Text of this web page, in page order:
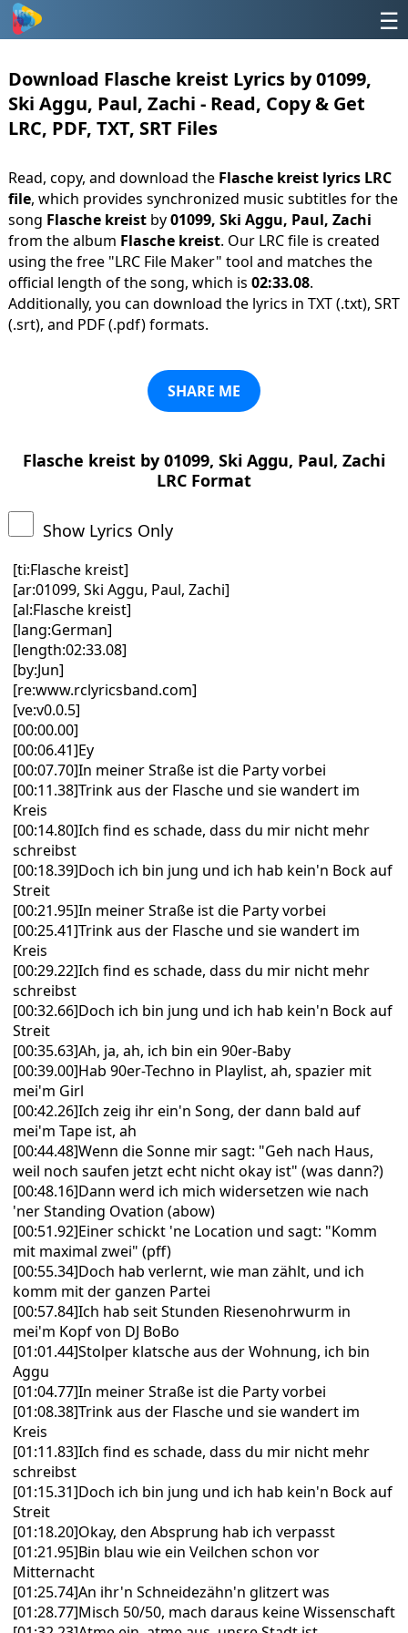
☰
Download Flasche kreist Lyrics by 01099,
Ski Aggu, Paul, Zachi - Read, Copy & Get
LRC, PDF, TXT, SRT Files
Read, copy, and download the Flasche kreist lyrics LRC
file, which provides synchronized music subtitles for the
song Flasche kreistby01099, Ski Aggu, Paul, Zachi
from the album Flasche kreist. Our LRC file is created
using the free "LRC File Maker" tool and matches the
official length of the song, which is 02:33.08.
Additionally, you can download the lyrics in TXT (.txt), SRT
(.srt), and PDF (.pdf) formats.
SHARE ME
Flasche kreist by 01099, Ski Aggu, Paul, Zachi
LRC Format
Show Lyrics Only
[ti:Flasche kreist]
[ar:01099, Ski Aggu, Paul, Zachi]
[al:Flasche kreist]
[lang:German]
[length:02:33.08]
[by:Jun]
[re:www.rclyricsband.com]
[ve:v0.0.5]
[00:00.00]
[00:06.41]Ey
[00:07.70]In meiner Straße ist die Party vorbei
[00:11.38]Trink aus der Flasche und sie wandert im
Kreis
[00:14.80]Ich find es schade, dass du mir nicht mehr
schreibst
[00:18.39]Doch ich bin jung und ich hab kein'n Bock auf
Streit
[00:21.95]In meiner Straße ist die Party vorbei
[00:25.41]Trink aus der Flasche und sie wandert im
Kreis
[00:29.22]Ich find es schade, dass du mir nicht mehr
schreibst
[00:32.66]Doch ich bin jung und ich hab kein'n Bock auf
Streit
[00:35.63]Ah, ja, ah, ich bin ein 90er-Baby
[00:39.00]Hab 90er-Techno in Playlist, ah, spazier mit
mei'm Girl
[00:42.26]Ich zeig ihr ein'n Song, der dann bald auf
mei'm Tape ist, ah
[00:44.48]Wenn die Sonne mir sagt: "Geh nach Haus,
weil noch saufen jetzt echt nicht okay ist" (was dann?)
[00:48.16]Dann werd ich mich widersetzen wie nach
'ner Standing Ovation (abow)
[00:51.92]Einer schickt 'ne Location und sagt: "Komm
mit maximal zwei" (pff)
[00:55.34]Doch hab verlernt, wie man zählt, und ich
komm mit der ganzen Partei
[00:57.84]Ich hab seit Stunden Riesenohrwurm in
mei'm Kopf von DJ BoBo
[01:01.44]Stolper klatsche aus der Wohnung, ich bin
Aggu
[01:04.77]In meiner Straße ist die Party vorbei
[01:08.38]Trink aus der Flasche und sie wandert im
Kreis
[01:11.83]Ich find es schade, dass du mir nicht mehr
schreibst
[01:15.31]Doch ich bin jung und ich hab kein'n Bock auf
Streit
[01:18.20]Okay, den Absprung hab ich verpasst
[01:21.95]Bin blau wie ein Veilchen schon vor
Mitternacht
[01:25.74]An ihr'n Schneidezähn'n glitzert was
[01:28.77]Misch 50/50, mach daraus keine Wissenschaft